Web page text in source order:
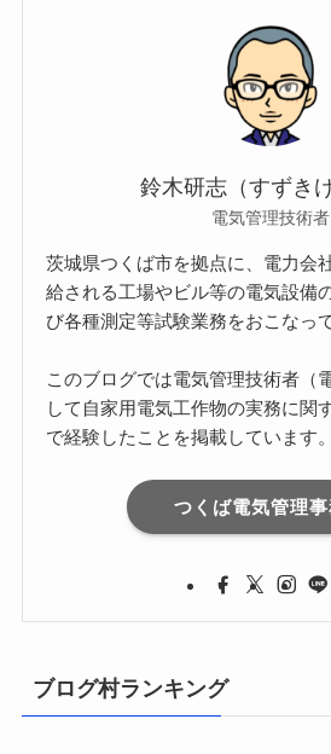
鈴木研志（すずき
電気管理技術者
茨城県つくば市を拠点に、電力会
給される工場やビル等の電気設備
び各種測定等試験業務をおこなっ
このブログでは電気管理技術者（
して自家用電気工作物の実務に関
で経験したことを掲載しています。
つくば電気管理
ブログ村ランキング